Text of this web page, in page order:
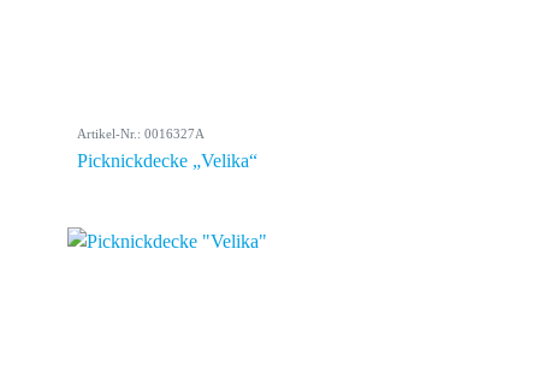
Artikel-Nr.: 0016327A
Picknickdecke „Velika“